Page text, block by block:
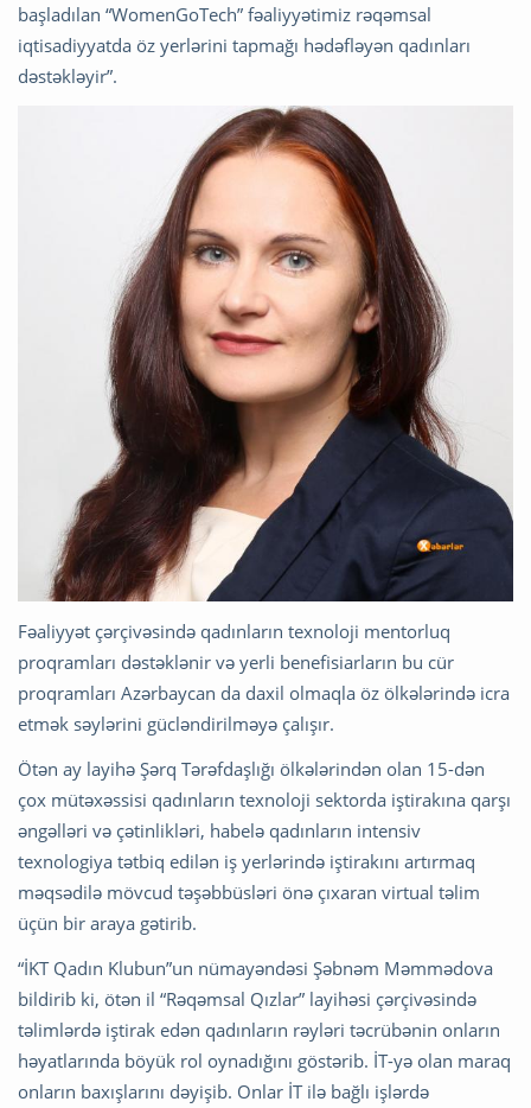
başladılan “WomenGoTech” fəaliyyətimiz rəqəmsal
iqtisadiyyatda öz yerlərini tapmağı hədəfləyən qadınları
dəstəkləyir”.
Fəaliyyət çərçivəsində qadınların texnoloji mentorluq
proqramları dəstəklənir və yerli benefisiarların bu cür
proqramları Azərbaycan da daxil olmaqla öz ölkələrində icra
etmək səylərini gücləndirilməyə çalışır.
Ötən ay layihə Şərq Tərəfdaşlığı ölkələrindən olan 15-dən
çox mütəxəssisi qadınların texnoloji sektorda iştirakına qarşı
əngəlləri və çətinlikləri, habelə qadınların intensiv
texnologiya tətbiq edilən iş yerlərində iştirakını artırmaq
məqsədilə mövcud təşəbbüsləri önə çıxaran virtual təlim
üçün bir araya gətirib.
“İKT Qadın Klubun”un nümayəndəsi Şəbnəm Məmmədova
bildirib ki, ötən il “Rəqəmsal Qızlar” layihəsi çərçivəsində
təlimlərdə iştirak edən qadınların rəyləri təcrübənin onların
həyatlarında böyük rol oynadığını göstərib. İT-yə olan maraq
onların baxışlarını dəyişib. Onlar İT ilə bağlı işlərdə